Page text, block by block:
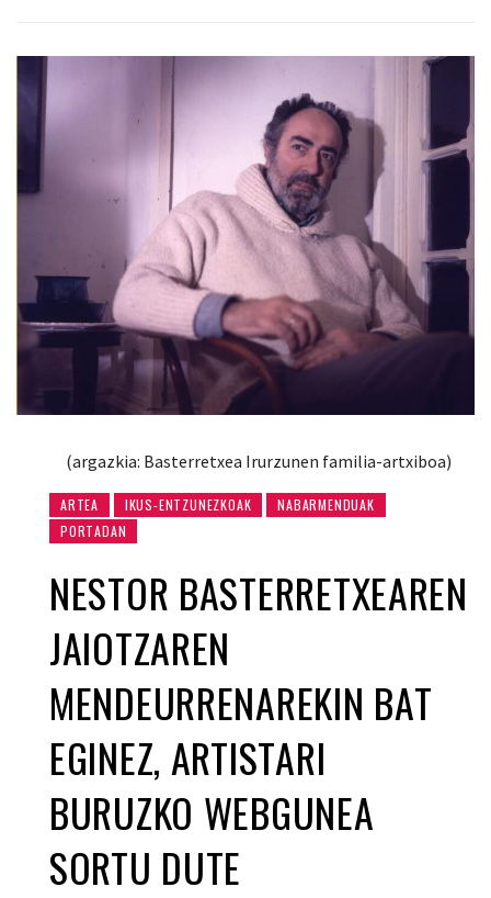
(argazkia: Basterretxea Irurzunen familia-artxiboa)
ARTEA IKUS-ENTZUNEZKOAK
NABARMENDUAK
PORTADAN
NESTOR BASTERRETXEAREN
JAIOTZAREN
MENDEURRENAREKIN BAT
EGINEZ, ARTISTARI
BURUZKO WEBGUNEA
SORTU DUTE